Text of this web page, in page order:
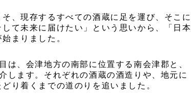
、現存するすべての酒蔵に足を運び、そこに
て未来に届けたい」という思いから、「日本
まりました。
は、会津地方の南部に位置する南会津郡と、
します。それぞれの酒蔵の酒造りや、地元に
り着くまでの道のりを追いました。